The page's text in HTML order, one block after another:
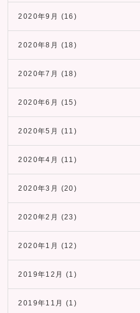
2020年9月 (16)
2020年8月 (18)
2020年7月 (18)
2020年6月 (15)
2020年5月 (11)
2020年4月 (11)
2020年3月 (20)
2020年2月 (23)
2020年1月 (12)
2019年12月 (1)
2019年11月 (1)